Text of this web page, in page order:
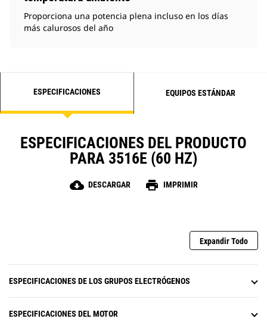
Proporciona una potencia plena incluso en los días
más calurosos del año
ESPECIFICACIONES EQUIPOS ESTÁNDAR
ESPECIFICACIONES DEL PRODUCTO
PARA 3516E (60 HZ)
cloud_download DESCARGAR print IMPRIMIR
Expandir Todo
ESPECIFICACIONES DE LOS GRUPOS ELECTRÓGENOS
ESPECIFICACIONES DEL MOTOR